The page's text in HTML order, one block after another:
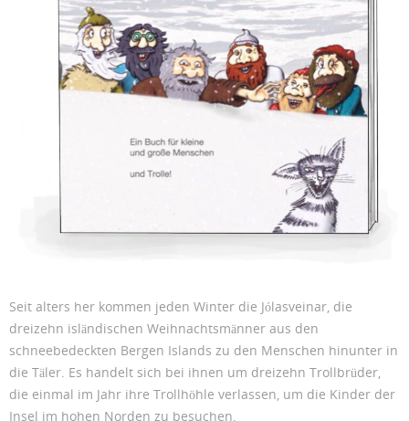
Seit alters her kommen jeden Winter die Jólasveinar, die
dreizehn isländischen Weihnachtsmänner aus den
schneebedeckten Bergen Islands zu den Menschen hinunter in
die Täler. Es handelt sich bei ihnen um dreizehn Trollbrüder,
die einmal im Jahr ihre Trollhöhle verlassen, um die Kinder der
Insel im hohen Norden zu besuchen.